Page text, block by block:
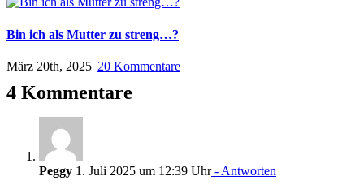
Bin ich als Mutter zu streng…?
März 20th, 2025| 20 Kommentare
4 Kommentare
Peggy 1. Juli 2025 um 12:39 Uhr- Antworten